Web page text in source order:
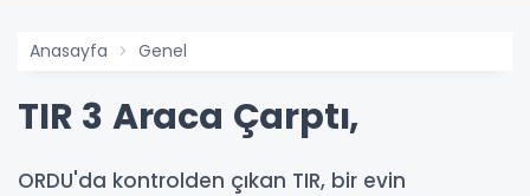
Anasayfa Genel
TIR 3 Araca Çarptı,
ORDU'da kontrolden çıkan TIR, bir evin